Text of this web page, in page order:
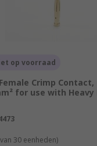
op voorraad
Female Crimp
for use with
30 eenheden)